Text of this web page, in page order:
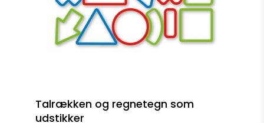
Talrækken og regnetegn som
udstikker